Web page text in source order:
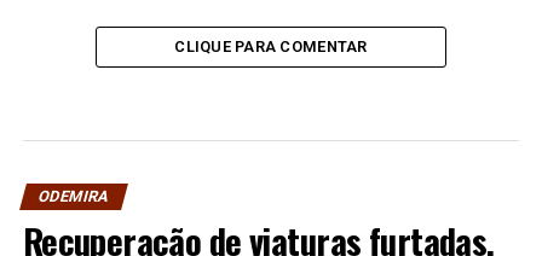
CLIQUE PARA COMENTAR
ODEMIRA
Recuperação de viaturas furtadas,